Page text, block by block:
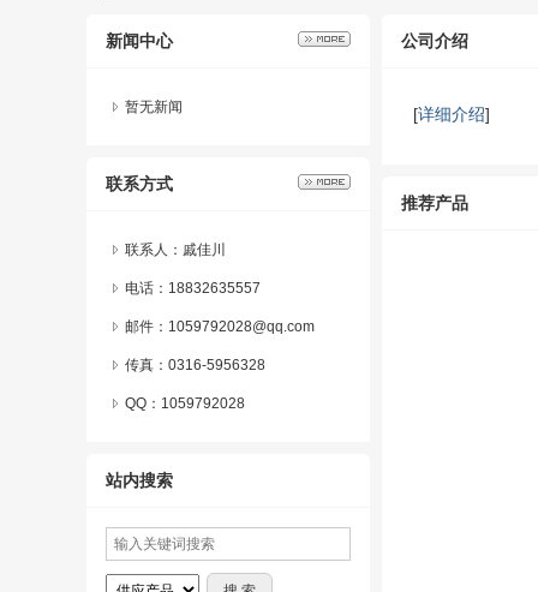
新闻中心
暂无新闻
联系方式
联系人：戚佳川
电话：18832635557
邮件：1059792028@qq.com
传真：0316-5956328
QQ： 1059792028
站内搜索
公司介绍
[详细介绍]
推荐产品